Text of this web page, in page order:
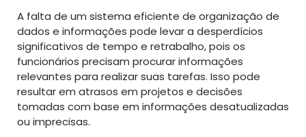
A falta de um sistema eficiente de organização de
dados e informações pode levar a desperdícios
significativos de tempo e retrabalho, pois os
funcionários precisam procurar informações
relevantes para realizar suas tarefas. Isso pode
resultar em atrasos em projetos e decisões
tomadas com base em informações desatualizadas
ou imprecisas.